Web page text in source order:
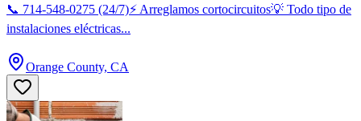
📞 714-548-0275 (24/7)⚡ Arreglamos cortocircuitos💡 Todo tipo de
instalaciones eléctricas...
Orange County, CA